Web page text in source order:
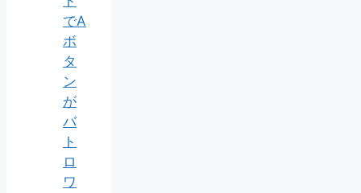
でA
ボ
タ
ン
が
バ
ト
ロ
ワ